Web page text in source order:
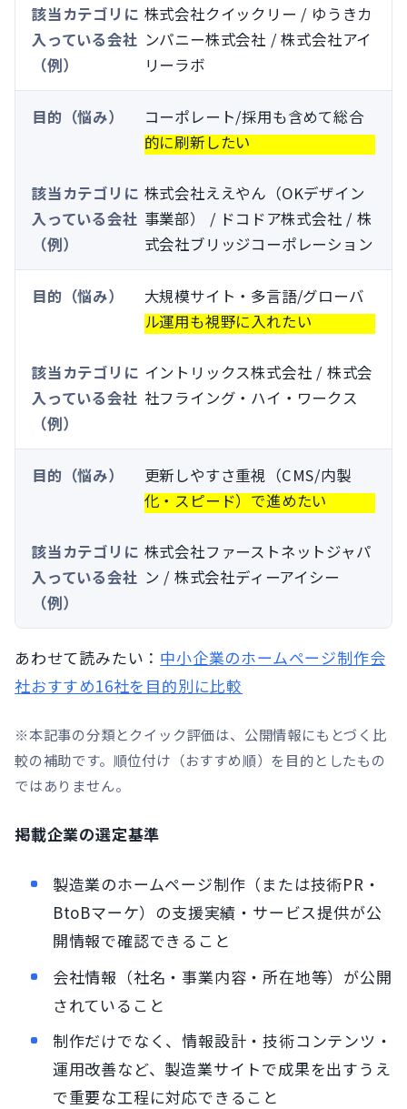
株式会社クイックリー / ゆうきカ
ンパニー株式会社 / 株式会社アイ
リーラボ
コーポレート/採用も含めて総合
的に刷新したい
株式会社ええやん（OKデザイン
事業部） / ドコドア株式会社 / 株
式会社ブリッジコーポレーション
大規模サイト・多言語/グローバ
ル運用も視野に入れたい
イントリックス株式会社 / 株式会
社フライング・ハイ・ワークス
更新しやすさ重視（CMS/内製
化・スピード）で進めたい
株式会社ファーストネットジャパ
ン / 株式会社ディーアイシー
あわせて読みたい： 中小企業のホームページ制作会
社おすすめ16社を目的別に比較
※本記事の分類とクイック評価は、公開情報にもとづく比
較の補助です。順位付け（おすすめ順）を目的としたもの
ではありません。
掲載企業の選定基準
製造業のホームページ制作（または技術PR・
BtoBマーケ）の支援実績・サービス提供が公
開情報で確認できること
会社情報（社名・事業内容・所在地等）が公開
されていること
制作だけでなく、情報設計・技術コンテンツ・
運用改善など、製造業サイトで成果を出すうえ
で重要な工程に対応できること